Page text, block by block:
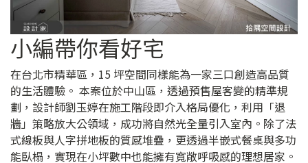
小編帶你看好宅
在台北市精華區，15 坪空間同樣能為一家三口創造高品質
的生活體驗。 本案位於中山區，透過預售屋客變的精準規
劃，設計師劉玉婷在施工階段即介入格局優化，利用「退
牆」策略放大公領域，成功將自然光全量引入室內。除了法
式線板與人字拼地板的質感堆疊，更透過半嵌式餐桌與多功
能臥榻，實現在小坪數中也能擁有寬敞呼吸感的理想居家。